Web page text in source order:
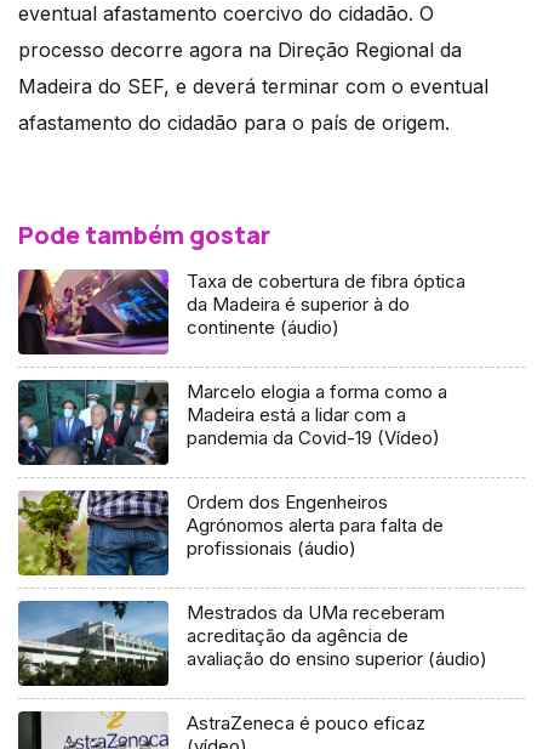
eventual afastamento coercivo do cidadão. O
processo decorre agora na Direção Regional da
Madeira do SEF, e deverá terminar com o eventual
afastamento do cidadão para o país de origem.
Pode também gostar
Taxa de cobertura de fibra óptica
da Madeira é superior à do
continente (áudio)
Marcelo elogia a forma como a
Madeira está a lidar com a
pandemia da Covid-19 (Vídeo)
Ordem dos Engenheiros
Agrónomos alerta para falta de
profissionais (áudio)
Mestrados da UMa receberam
acreditação da agência de
avaliação do ensino superior (áudio)
AstraZeneca é pouco eficaz